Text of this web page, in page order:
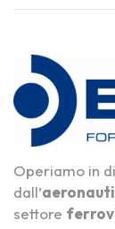
Operiamo in
dall’
settore